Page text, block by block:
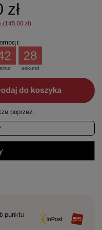
zł
(145,00 zł).
sekund
28
do koszyka
poprzez:
punktu